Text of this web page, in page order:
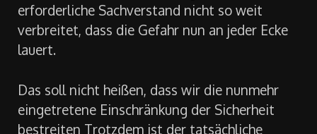
erforderliche Sachverstand nicht so weit
verbreitet, dass die Gefahr nun an jeder Ecke
lauert.
Das soll nicht heißen, dass wir die nunmehr
eingetretene Einschränkung der Sicherheit
bestreiten Trotzdem ist der tatsächliche